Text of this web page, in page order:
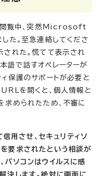
を閲覧中、突然Microsoft
た。至急連絡してくださ
された。慌てて表示され
語で話すオペレーターが
ィ保護のサポートが必要と
を開くと、個人情報と
求められたため、不審に
させ、セキュリティソ
要求されたという相談が
パソコンはウイルスに感
決します。絶対に画面に